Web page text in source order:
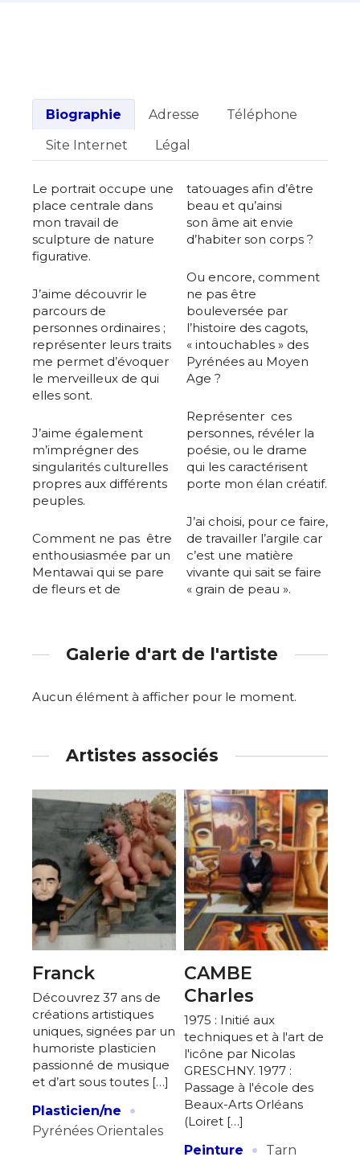
Biographie Adresse
Téléphone
Site Internet
Légal
Le portrait occupe une
place centrale dans
mon travail de
sculpture de nature
figurative.
J’aime découvrir le
parcours de
personnes ordinaires ;
représenter leurs traits
me permet d’évoquer
le merveilleux de qui
elles sont.
J’aime également
m’imprégner des
singularités culturelles
propres aux différents
peuples.
Comment ne pas être
enthousiasmée par un
Mentawaï qui se pare
de fleurs et de
tatouages afin d’être
beau et qu’ainsi
son âme ait envie
d’habiter son corps ?
Ou encore, comment
ne pas être
bouleversée par
l’histoire des cagots,
« intouchables » des
Pyrénées au Moyen
Age ?
Représenter ces
personnes, révéler la
poésie, ou le drame
qui les caractérisent
porte mon élan créatif.
J’ai choisi, pour ce faire,
de travailler l’argile car
c’est une matière
vivante qui sait se faire
« grain de peau ».
Galerie d'art de l'artiste
Aucun élément à afficher pour le moment.
Artistes associés
Franck
Découvrez 37 ans de
créations artistiques
uniques, signées par un
humoriste plasticien
passionné de musique
et d’art sous toutes […]
Plasticien/ne
·
Pyrénées Orientales
CAMBE
Charles
1975 : Initié aux
techniques et à l'art de
l'icône par Nicolas
GRESCHNY. 1977 :
Passage à l'école des
Beaux-Arts Orléans
(Loiret […]
Peinture
· Tarn